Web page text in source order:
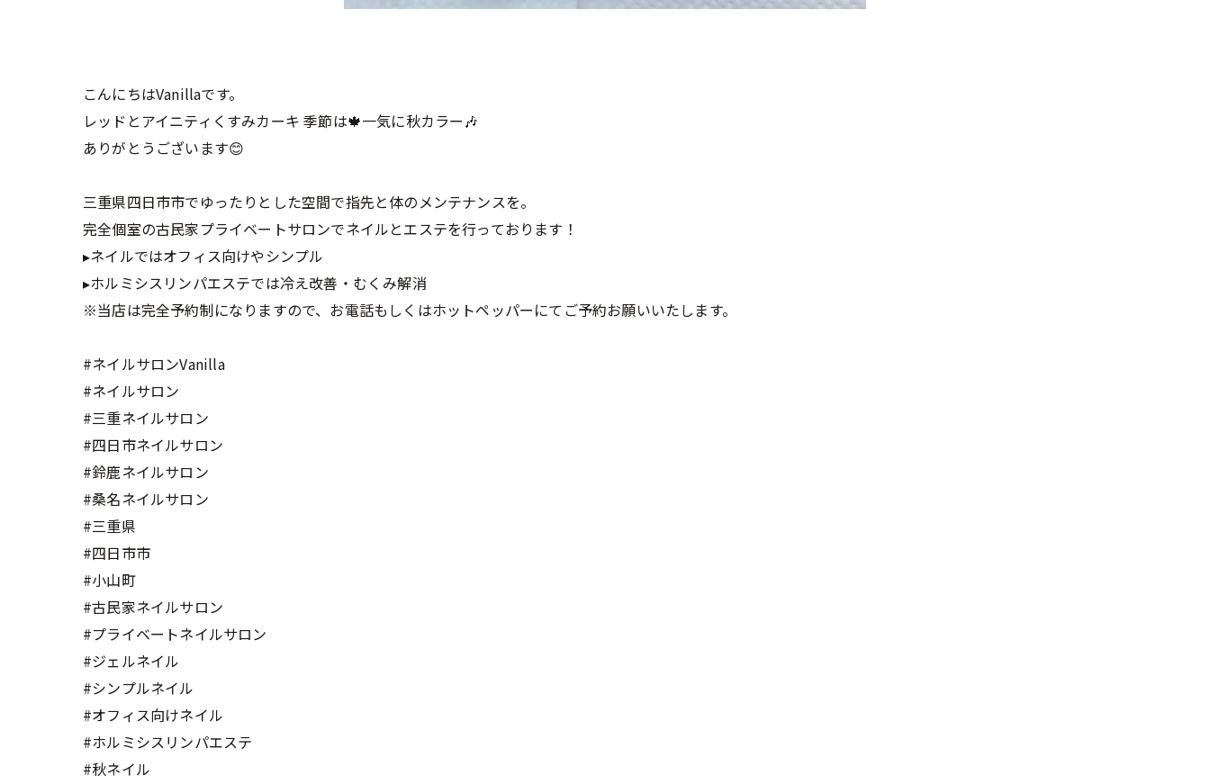
こんにちはVanillaです。
レッドとアイニティくすみカーキ 季節は🍁一気に秋カラー🎶
ありがとうございます😊
三重県四日市市でゆったりとした空間で指先と体のメンテナンスを。
完全個室の古民家プライベートサロンでネイルとエステを行っております！
▸ネイルではオフィス向けやシンプル
▸ホルミシスリンパエステでは冷え改善・むくみ解消
※当店は完全予約制になりますので、お電話もしくはホットペッパーにてご予約お願いいたします。
#ネイルサロンVanilla
#ネイルサロン
#三重ネイルサロン
#四日市ネイルサロン
#鈴鹿ネイルサロン
#桑名ネイルサロン
#三重県
#四日市市
#小山町
#古民家ネイルサロン
#プライベートネイルサロン
#ジェルネイル
#シンプルネイル
#オフィス向けネイル
#ホルミシスリンパエステ
#秋ネイル